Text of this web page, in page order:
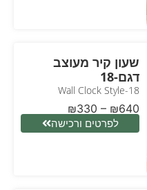
שעון קיר מעוצב
דגם-18
Wall Clock Style-18
₪330 – ₪640
לפרטים ורכישה